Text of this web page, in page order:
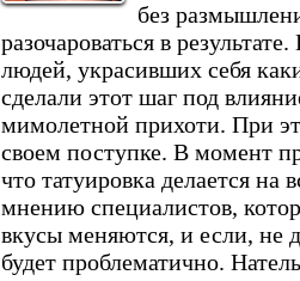
без
разочароваться в
людей, украсивших себя
сделали этот шаг под
мимолетной прихоти. При
своем поступке. В момент
что татуировка делается
мнению специалистов,
вкусы меняются, и если, не
будет проблематично.